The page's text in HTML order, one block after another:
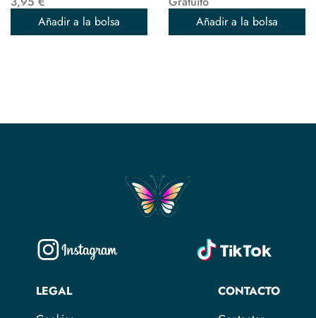
Añadir a la bolsa
Añadir a la bolsa
LEGAL
CONTACTO